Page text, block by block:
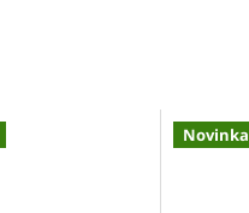
Novinka